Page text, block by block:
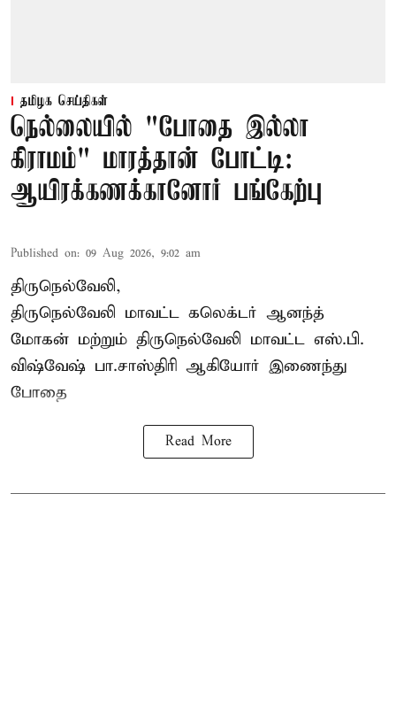
தமிழக செய்திகள்
நெல்லையில் "போதை இல்லா
கிராமம்" மாரத்தான் போட்டி:
ஆயிரக்கணக்கானோர் பங்கேற்பு
Published on: 09 Aug 2026, 9:02 am
திருநெல்வேலி,
திருநெல்வேலி மாவட்ட கலெக்டர் ஆனந்த்
மோகன் மற்றும் திருநெல்வேலி மாவட்ட எஸ்.பி.
விஷ்வேஷ் பா.சாஸ்திரி ஆகியோர் இணைந்து
போதை
Read More